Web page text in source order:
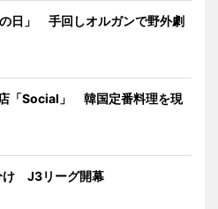
日」 手回しオルガンで野外劇
「Social」 韓国定番料理を現
け J3リーグ開幕